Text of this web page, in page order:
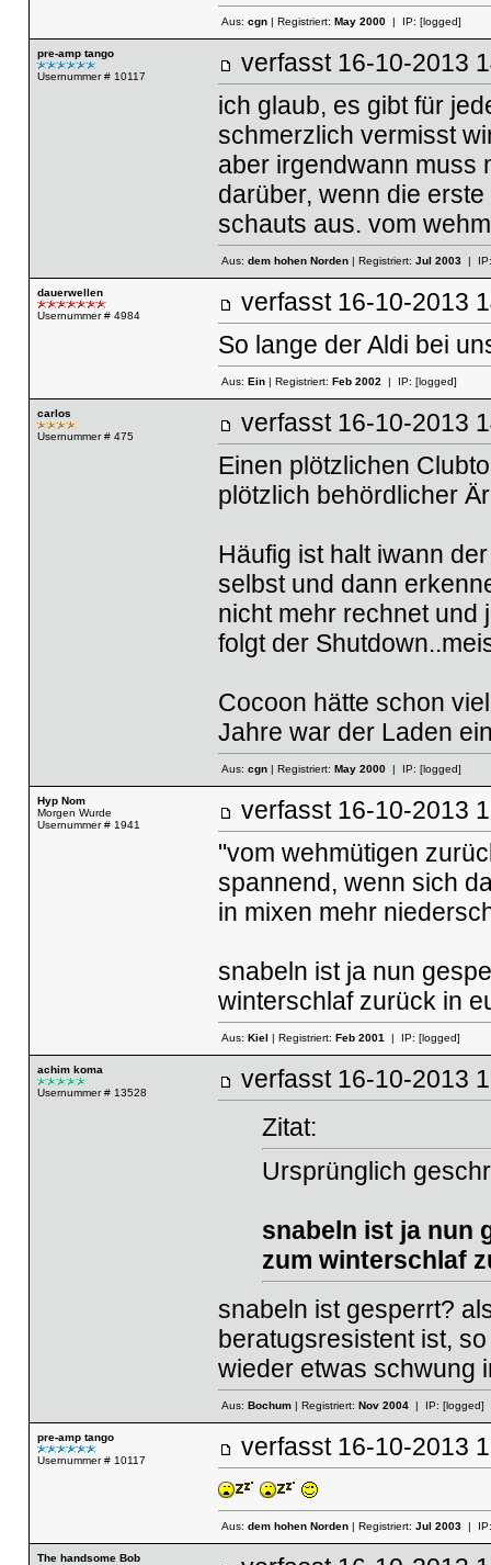
Aus: cgn| Registriert: May 2000| IP: [logged]
pre-amp tango
Usernummer # 10117
verfasst 16-10-
ich glaub, es gibt für
schmerzlich vermisst
aber irgendwann muss
darüber, wenn die
schauts aus. vom
Aus: dem hohen Norden| Registriert: Jul 2003|
dauerwellen
Usernummer # 4984
verfasst 16-10-
So lange der Aldi bei
Aus: Ein| Registriert: Feb 2002| IP: [logged]
carlos
Usernummer # 475
verfasst 16-10-
Einen plötzlichen
plötzlich behördlicher
Häufig ist halt iwann
selbst und dann
nicht mehr rechnet und
folgt der
Cocoon hätte schon
Jahre war der Laden
Aus: cgn| Registriert: May 2000| IP: [logged]
Hyp Nom
Morgen Wurde
Usernummer # 1941
verfasst 16-10-
"vom wehmütigen
spannend, wenn sich
in mixen mehr
snabeln ist ja nun
winterschlaf zurück in
Aus: Kiel | Registriert: Feb 2001| IP: [logged]
achim koma
Usernummer # 13528
verfasst 16-10-
Zitat:
Ursprünglich
snabeln ist ja nun
zum winterschlaf
snabeln ist gesperrt?
beratugsresistent ist,
wieder etwas schwung
Aus: Bochum| Registriert: Nov 2004| IP: [logged]
pre-amp tango
Usernummer # 10117
verfasst 16-10-
Aus: dem hohen Norden| Registriert: Jul 2003|
The handsome Bob